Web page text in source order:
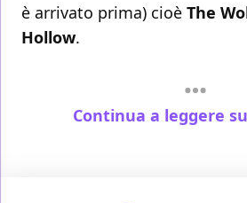
è arrivato prima) cioè The
Hollow.
Continua a leggere